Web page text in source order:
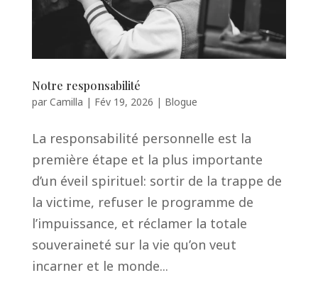
Notre responsabilité
par Camilla | Fév 19, 2026 | Blogue
La responsabilité personnelle est la
première étape et la plus importante
d’un éveil spirituel: sortir de la trappe de
la victime, refuser le programme de
l’impuissance, et réclamer la totale
souveraineté sur la vie qu’on veut
incarner et le monde...